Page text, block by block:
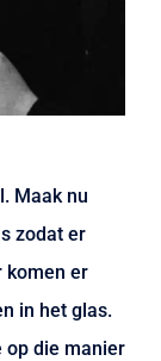
Maak nu
zodat er
komen er
in het glas.
op die manier